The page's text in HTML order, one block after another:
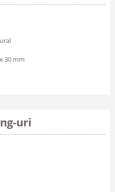
30 mm
uri